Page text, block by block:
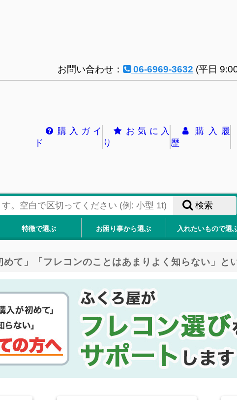
お問い合わせ： 06-6969-3632 (平日
購入ガイ
ド
お気に入
り
購入履
歴
検索
特徴で選ぶ お困り事から選ぶ 入れたいもので選
めて」「フレコンのことはあまりよく知らない」と